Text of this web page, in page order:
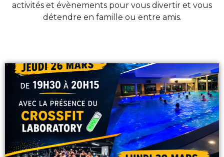
activités et évènements pour vous divertir et vous
détendre en famille ou entre amis.